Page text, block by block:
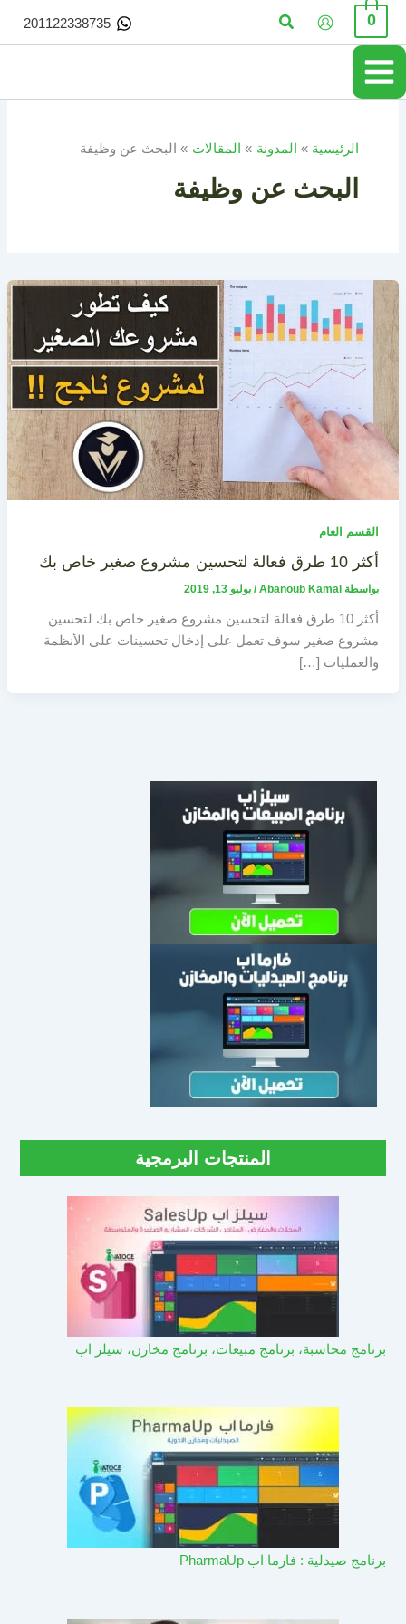
تخطي
المحتوى
0 البحث 201122338735
الرئيسية المدونة المقالات البحث عن وظيفة
البحث عن وظيفة
القسم العام
أكثر 10 طرق فعالة لتحسين مشروع صغير خاص بك
بواسطة Abanoub Kamal
/ يوليو 13, 2019
أكثر 10 طرق فعالة لتحسين مشروع صغير خاص بك لتحسين
مشروع صغير سوف تعمل على إدخال تحسينات على الأنظمة
والعمليات […]
المنتجات البرمجية
برنامج محاسبة، برنامج مبيعات، برنامج مخازن، سيلز اب
برنامج صيدلية : فارما اب PharmaUp​